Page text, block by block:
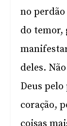
no
do temor,
deles.
Deus
coração,